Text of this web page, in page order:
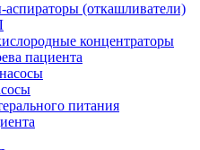
(откашливатели)
концентраторы
пациента
питания